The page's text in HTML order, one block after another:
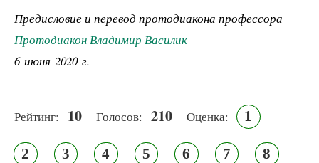
Предисловие и перевод протодиакона профессора
Протодиакон Владимир Василик
6 июня 2020 г.
Рейтинг: 10 Голосов: 210 Оценка: 1
2 3 4 5 6 7 8